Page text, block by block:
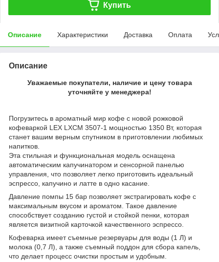
Купить
Описание Характеристики Доставка Оплата
Описание
Уважаемые покупатели, наличие и цену товара
уточняйте у менеджера!
Погрузитесь в ароматный мир кофе с новой рожковой
кофеваркой LEX LXCM 3507-1 мощностью 1350 Вт, которая
станет вашим верным спутником в приготовлении любимых
напитков.
Эта стильная и функциональная модель оснащена
автоматическим капучинатором и сенсорной панелью
управления, что позволяет легко приготовить идеальный
эспрессо, капучино и латте в одно касание.
Давление помпы 15 бар позволяет экстрагировать кофе с
максимальным вкусом и ароматом. Такое давление
способствует созданию густой и стойкой пенки, которая
является визитной карточкой качественного эспрессо.
Кофеварка имеет съемные резервуары для воды (1 Л) и
молока (0,7 Л), а также съемный поддон для сбора капель,
что делает процесс очистки простым и удобным.